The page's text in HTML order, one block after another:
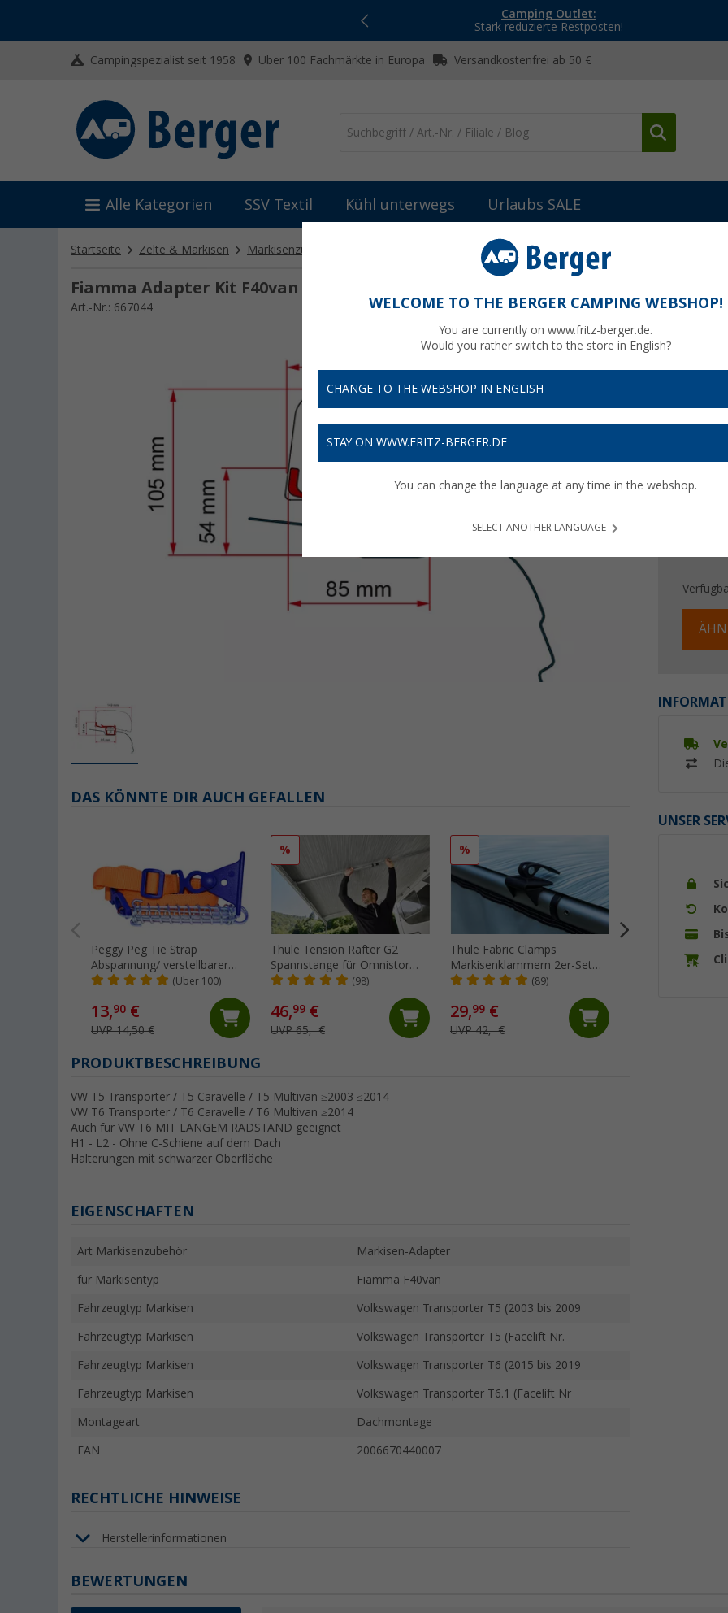
Camping Outlet:
Stark reduzierte Restposten!
Campingspezialist seit 1958 Über 100 Fachmärkte in Europa Versandkostenfrei ab 50 €
Alle Kategorien SSV Textil Kühl unterwegs Urlaubs SALE
Startseite Zelte & Markisen Markisenzubehör Fiamma Adapter Kit F40van VW T5/T6 ab 2003
Fiamma Adapter Kit F40van VW T5/T6 ab 2003
Art.-Nr.: 667044
3,57€
UNSER
DAS KÖNNTE DIR AUCH GEFALLEN
Peggy Peg Tie Strap
Abspannung/ verstellbarer
Markiesenspanngurt(Über 100)
13,90 €
UVP 14,50 €
%
Thule Tension Rafter G2
Spannstange für Omnistor
5200/4900/5003/5002 250 cm
(98)
46,99 €
UVP 65,- €
%
Thule Fabric Clamps
Markisenklammern 2er-Set
schwarz
(89)
29,99 €
UVP 42,- €
Markisen Set mit
PRODUKTBESCHREIBUNG
VW T5 Transporter / T5 Caravelle / T5 Multivan ≥2003 ≤2014
VW T6 Transporter / T6 Caravelle / T6 Multivan ≥2014
Auch für VW T6 MIT LANGEM RADSTAND geeignet
H1 - L2 - Ohne C-Schiene auf dem Dach
Halterungen mit schwarzer Oberfläche
EIGENSCHAFTEN
Art Markisenzubehör Markisen-Adapter
für Markisentyp Fiamma F40van
Fahrzeugtyp Markisen Volkswagen Transporter T5 (2003 bis 2009
Fahrzeugtyp Markisen Volkswagen Transporter T5 (Facelift Nr.
Fahrzeugtyp Markisen Volkswagen Transporter T6 (2015 bis 2019
Fahrzeugtyp Markisen Volkswagen Transporter T6.1 (Facelift Nr
Montageart Dachmontage
EAN 2006670440007
RECHTLICHE HINWEISE
Herstellerinformationen
BEWERTUNGEN
WELCOME TO THE BERGER CAMPING WEBSHOP!
You are currently on www.fritz-berger.de.
Would you rather switch to the store in English?
CHANGE TO THE WEBSHOP IN ENGLISH
STAY ON WWW.FRITZ-BERGER.DE
You can change the language at any time in the webshop.
SELECT ANOTHER LANGUAGE